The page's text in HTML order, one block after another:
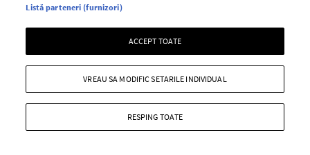
Urmareste-ne pe:
Listă parteneri (furnizori)
ACCEPT TOATE
RESPING TOATE
VREAU SA MODIFIC SETARILE INDIVIDUAL